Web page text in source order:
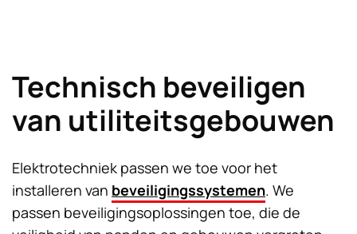
Technisch beveiligen
van utiliteitsgebouwen
Elektrotechniek passen we toe voor het
installeren van beveiligingssystemen. We
passen beveiligingsoplossingen toe, die de